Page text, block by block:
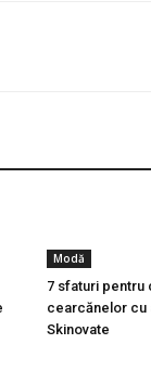
Modă
7 sfaturi
cearcănelor cu
Skinovate